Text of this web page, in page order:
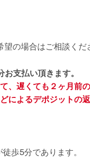
望の場合はご相談くだ
支払い頂きます。
、遅くても２ヶ月前
によるデポジットの
歩5分であります。